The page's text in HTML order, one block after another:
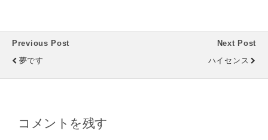
Previous Post
夢です
Next Post
ハイセンス
コメントを残す